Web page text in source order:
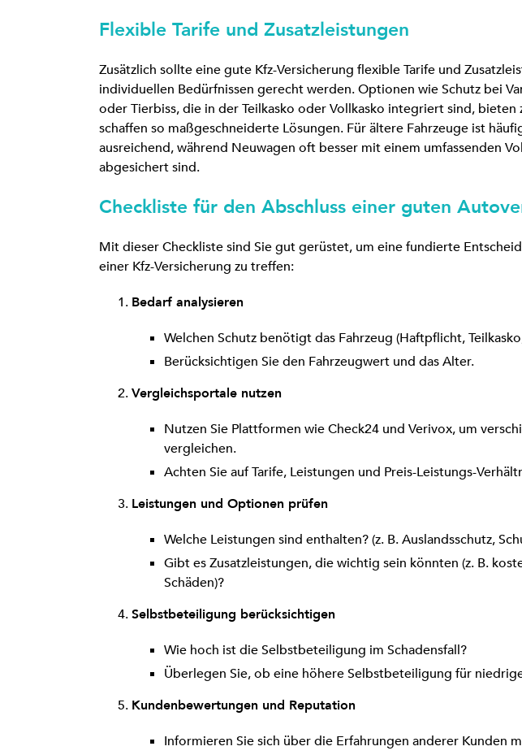
Flexible Tarife und Zusatzleistungen
Zusätzlich sollte eine gute Kfz-Versicherung flexible Tarife und
individuellen Bedürfnissen gerecht werden. Optionen wie Schutz bei
oder Tierbiss, die in der Teilkasko oder Vollkasko integriert sind, bieten
schaffen so maßgeschneiderte Lösungen. Für ältere Fahrzeuge ist
ausreichend, während Neuwagen oft besser mit einem umfassenden
abgesichert sind.
Checkliste für den Abschluss einer guten
Mit dieser Checkliste sind Sie gut gerüstet, um eine fundierte
einer Kfz-Versicherung zu treffen:
Bedarf analysieren
Welchen Schutz benötigt das Fahrzeug (Haftpflicht,
Berücksichtigen Sie den Fahrzeugwert und das Alter.
Vergleichsportale nutzen
Nutzen Sie Plattformen wie Check24 und Verivox, um
vergleichen.
Achten Sie auf Tarife, Leistungen und Preis-Leistungs-
Leistungen und Optionen prüfen
Welche Leistungen sind enthalten? (z. B. Auslandsschutz,
Gibt es Zusatzleistungen, die wichtig sein könnten (z. B.
Schäden)?
Selbstbeteiligung berücksichtigen
Wie hoch ist die Selbstbeteiligung im Schadensfall?
Überlegen Sie, ob eine höhere Selbstbeteiligung für
Kundenbewertungen und Reputation
Informieren Sie sich über die Erfahrungen anderer Kunden